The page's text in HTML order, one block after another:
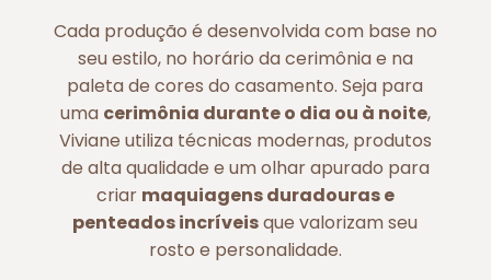
Cada produção é desenvolvida com base no
seu estilo, no horário da cerimônia e na
paleta de cores do casamento. Seja para
uma cerimônia durante o dia ou à noite,
Viviane utiliza técnicas modernas, produtos
de alta qualidade e um olhar apurado para
criar maquiagens duradouras e
penteados incríveisque valorizam seu
rosto e personalidade.